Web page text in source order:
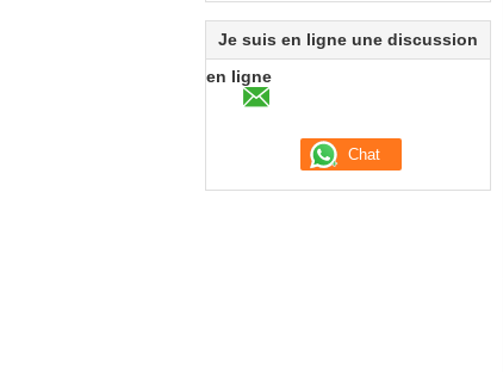
Je suis en ligne une discussion
en ligne